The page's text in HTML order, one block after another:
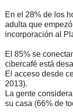
En el 28% de los
adulta que
incorporación al
El 85% se
cibercafé está
El acceso desde
2013).
La gente
su casa (66% de